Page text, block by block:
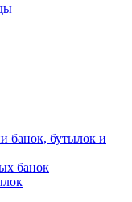
банок, бутылок и
банок